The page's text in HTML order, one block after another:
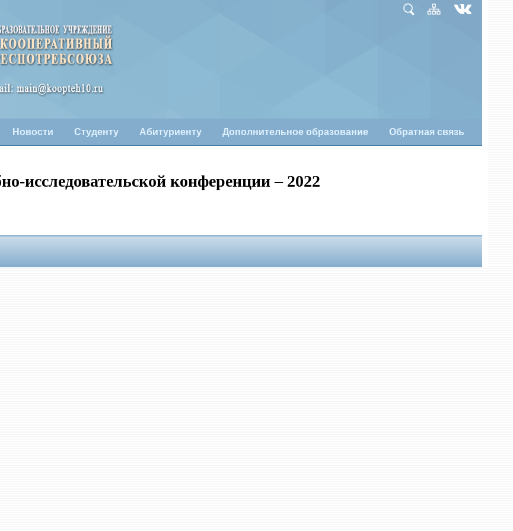
Новости Студенту Абитуриенту Дополнительное образование Обратная связь
исследовательской конференции – 2022